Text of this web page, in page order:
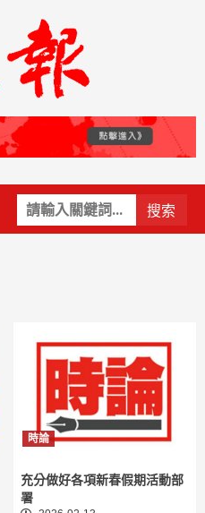
關
鍵
Primary
Menu
時論
充分做好各項新春假期活動部
署